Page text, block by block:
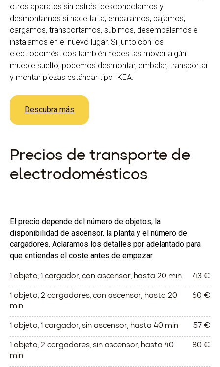
otros aparatos sin estrés: desconectamos y
desmontamos si hace falta, embalamos, bajamos,
cargamos, transportamos, subimos, desembalamos e
instalamos en el nuevo lugar. Si junto con los
electrodomésticos también necesitas mover algún
mueble suelto, podemos desmontar, embalar, transportar
y montar piezas estándar tipo IKEA.
Descubra más
Precios de transporte de
electrodomésticos
El precio depende del número de objetos, la
disponibilidad de ascensor, la planta y el número de
cargadores. Aclaramos los detalles por adelantado para
que entiendas el coste antes de empezar.
1 objeto, 1 cargador, con ascensor, hasta 20 min 43 €
1 objeto, 2 cargadores, con ascensor, hasta 20
min
60 €
1 objeto, 1 cargador, sin ascensor, hasta 40 min 57 €
1 objeto, 2 cargadores, sin ascensor, hasta 40
min
80 €